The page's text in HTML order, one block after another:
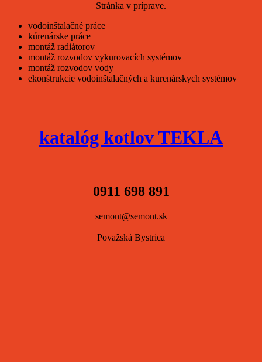
Stránka v príprave.
vodoinštalačné práce
kúrenárske práce
montáž radiátorov
montáž rozvodov vykurovacích systémov
montáž rozvodov vody
ekonštrukcie vodoinštalačných a kurenárskych systémov
katalóg kotlov TEKLA
0911 698 891
semont@semont.sk
Považská Bystrica